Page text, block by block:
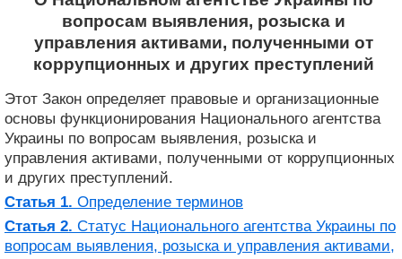
вопросам выявления, розыска и
управления активами, полученными от
коррупционных и других преступлений
Этот Закон определяет правовые и организационные
основы функционирования Национального агентства
Украины по вопросам выявления, розыска и
управления активами, полученными от коррупционных
и других преступлений.
Статья 1. Определение терминов
Статья 2. Статус Национального агентства Украины по
вопросам выявления, розыска и управления активами,